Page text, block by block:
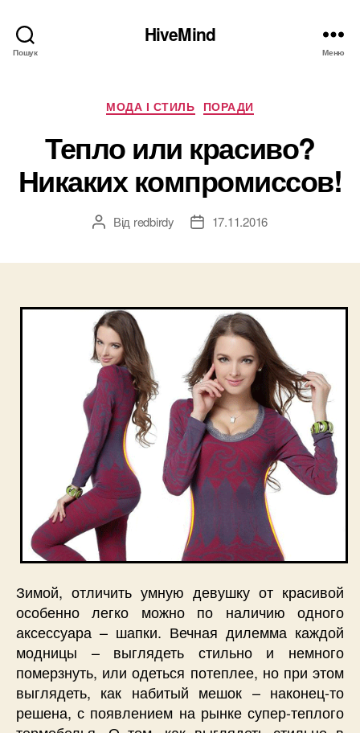
Пошук
HiveMind
Меню
Категорії
МОДА І СТИЛЬ ПОРАДИ
Тепло или красиво?
Никаких компромиссов!
Автор
Від redbirdy
Дата17.11.2016
Зимой, отличить умную девушку от красивой
особенно легко можно по наличию одного
аксессуара – шапки. Вечная дилемма каждой
модницы – выглядеть стильно и немного
померзнуть, или одеться потеплее, но при этом
выглядеть, как набитый мешок – наконец-то
решена, с появлением на рынке супер-теплого